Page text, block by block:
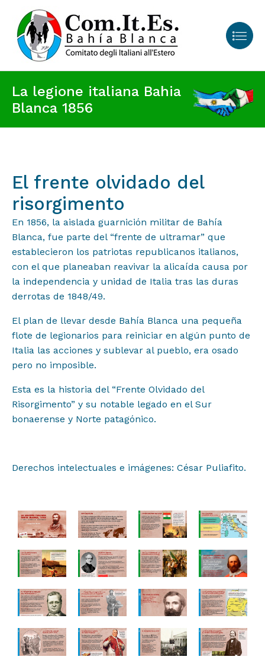
La legione italiana Bahia
Blanca 1856
El frente olvidado del
risorgimento
En 1856, la aislada guarnición militar de Bahía
Blanca, fue parte del “frente de ultramar” que
establecieron los patriotas republicanos italianos,
con el que planeaban reavivar la alicaída causa por
la independencia y unidad de Italia tras las duras
derrotas de 1848/49.
El plan de llevar desde Bahía Blanca una pequeña
flote de legionarios para reiniciar en algún punto de
Italia las acciones y sublevar al pueblo, era osado
pero no imposible.
Esta es la historia del “Frente Olvidado del
Risorgimento” y su notable legado en el Sur
bonaerense y Norte patagónico.
Derechos intelectuales e imágenes: César Puliafito.
Proyectos
Institucional